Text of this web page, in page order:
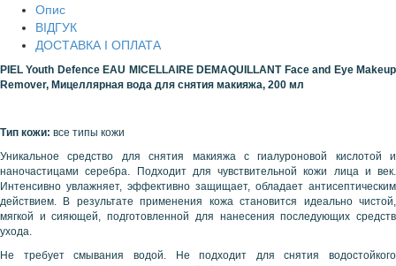
Опис
ВІДГУК
ДОСТАВКА І ОПЛАТА
PIEL Youth Defence EAU MICELLAIRE DEMAQUILLANT Face and Eye Makeup
Remover, Мицеллярная вода для снятия макияжа, 200 мл
Тип кожи: все типы кожи
Уникальное средство для снятия макияжа с гиалуроновой кислотой и
наночастицами серебра. Подходит для чувствительной кожи лица и век.
Интенсивно увлажняет, эффективно защищает, обладает антисептическим
действием. В результате применения кожа становится идеально чистой,
мягкой и сияющей, подготовленной для нанесения последующих средств
ухода.
Не требует смывания водой. Не подходит для снятия водостойкого